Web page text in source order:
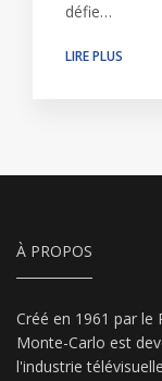
défie…
LIRE PLUS
À PROPOS
Créé en 1961 par le
Monte-Carlo est
l'industrie